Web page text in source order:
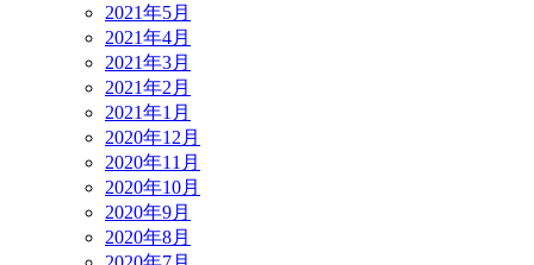
2021年5月
2021年4月
2021年3月
2021年2月
2021年1月
2020年12月
2020年11月
2020年10月
2020年9月
2020年8月